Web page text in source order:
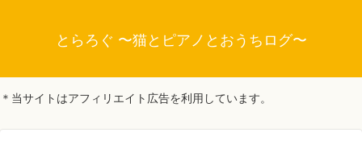
とらろぐ 〜猫とピアノとおうちログ〜
＊当サイトはアフィリエイト広告を利用しています。